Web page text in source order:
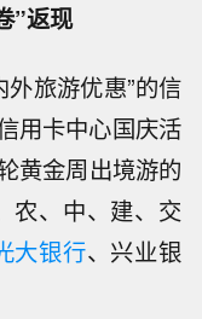
”返现
旅游优惠”的信
用卡中心国庆活
黄金周出境游的
农、中、建、交
大银行、兴业银